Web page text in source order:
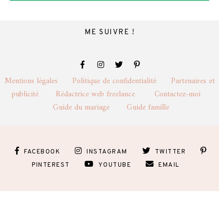
ME SUIVRE !
Mentions légales Politique de confidentialité Partenaires et
publicité Rédactrice web freelance Contactez-moi
Guide du mariage Guide famille
FACEBOOK INSTAGRAM
TWITTER
PINTEREST
YOUTUBE EMAIL